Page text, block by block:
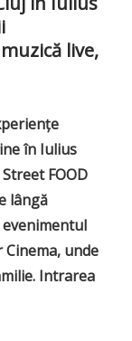
live,
în Iulius
FOOD
lângă
evenimentul
Cinema, unde
Intrarea